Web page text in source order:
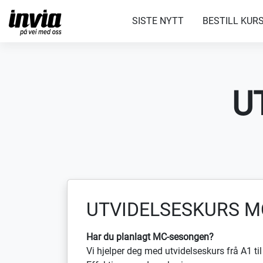
SISTE NYTT BESTILL
UTVIDELSESKURS
Har du planlagt MC-sesongen?
Vi hjelper deg med utvidelseskurs frå A1